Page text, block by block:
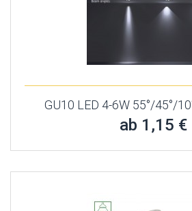
GU10 LED 4-6W 55°/45°/
ab 1,15 €